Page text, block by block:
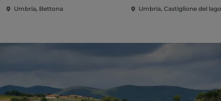
Umbria, Bettona Umbria, Castiglione del